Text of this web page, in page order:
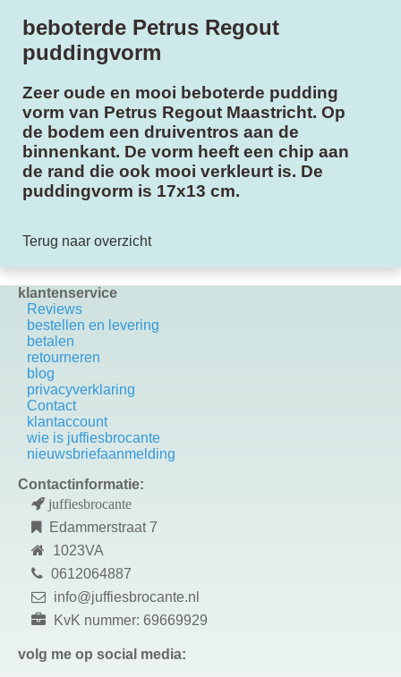
beboterde Petrus Regout
puddingvorm
Zeer oude en mooi beboterde pudding
vorm van Petrus Regout Maastricht. Op
de bodem een druiventros aan de
binnenkant. De vorm heeft een chip aan
de rand die ook mooi verkleurt is. De
puddingvorm is 17x13 cm.
Terug naar overzicht
klantenservice
Reviews
bestellen en levering
betalen
retourneren
blog
privacyverklaring
Contact
k lantaccount
wie is juffiesbrocante
nieuwsbriefaanmelding
Contactinformatie:
juffiesbrocante
Edammerstraat 7
1023VA
0612064887
info@juffiesbrocante.nl
KvK nummer: 69669929
volg me op social media: